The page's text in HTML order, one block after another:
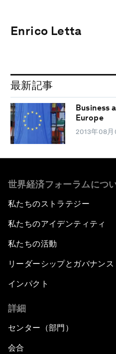
Enrico Letta
最新記事
Business
Europe
2013年08月
世界経済フォーラムにつ
私たちのストラテジー
私たちのアイデンティティ
私たちの活動
リーダーシップとガバナンス
インパクト
詳細
センター（部門）
会合